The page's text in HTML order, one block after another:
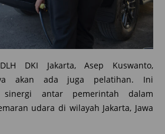
DKI Jakarta, Asep Kuswanto,
akan ada juga pelatihan. Ini
sinergi antar pemerintah dalam
udara di wilayah Jakarta, Jawa